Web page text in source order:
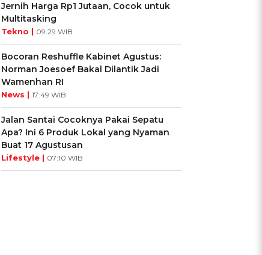
Jernih Harga Rp1 Jutaan, Cocok untuk
Multitasking
Tekno | 09:29 WIB
Bocoran Reshuffle Kabinet Agustus:
Norman Joesoef Bakal Dilantik Jadi
Wamenhan RI
News | 17:49 WIB
Jalan Santai Cocoknya Pakai Sepatu
Apa? Ini 6 Produk Lokal yang Nyaman
Buat 17 Agustusan
Lifestyle | 07:10 WIB